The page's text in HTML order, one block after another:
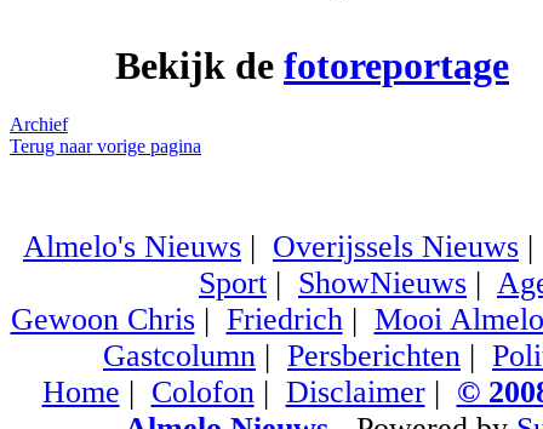
Bekijk de fotoreportage
Archief
Terug naar vorige pagina
Almelo's Nieuws | Overijssels Nieuws
Sport | ShowNieuws |
Gewoon Chris| Friedrich| Mooi Almelo
Gastcolumn | Persberichten |
Home | Colofon| Disclaimer| ©